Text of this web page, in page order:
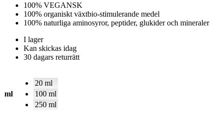
100% VEGANSK
100% organiskt växtbio-stimulerande medel
100% naturliga aminosyror, peptider, glukider och mineraler
I lager
Kan skickas idag
30 dagars returrätt
ml
20 ml
100 ml
250 ml